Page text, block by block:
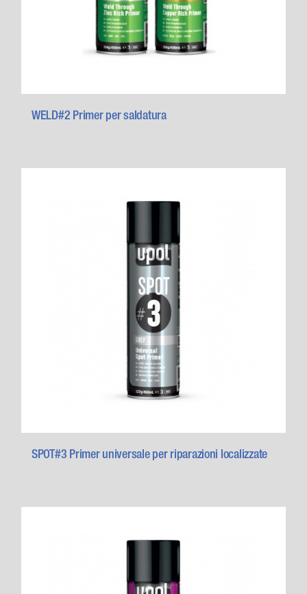
WELD#2 Primer per saldatura
SPOT#3 Primer universale per riparazioni localizzate